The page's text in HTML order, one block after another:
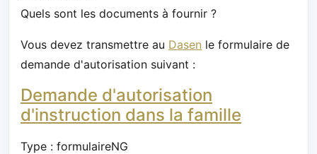
Quels sont les documents à fournir ?
Vous devez transmettre au Dasen le formulaire de
demande d'autorisation suivant :
Demande d'autorisation
d'instruction dans la famille
Type : formulaireNG